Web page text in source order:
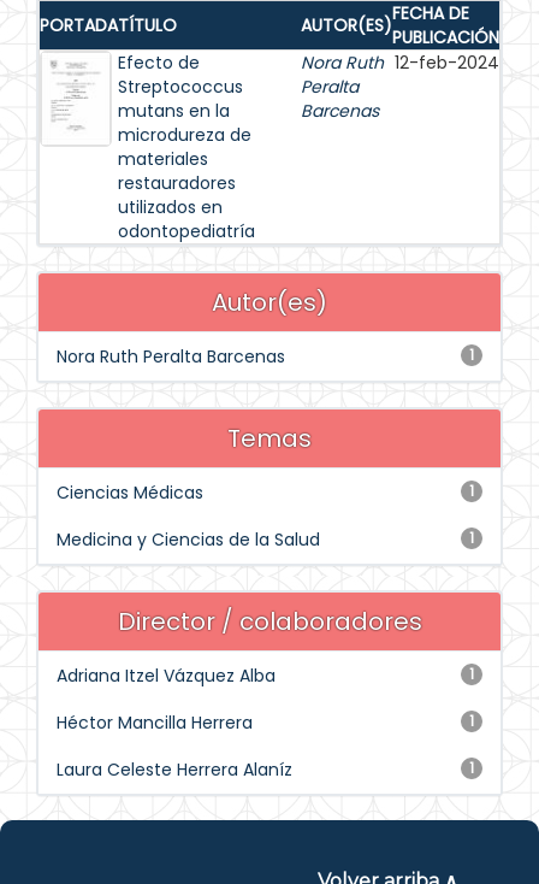
PORTADATÍTULO AUTOR(ES)FECHA DE
PUBLICACIÓN
Efecto de
Streptococcus
mutans en la
microdureza de
materiales
restauradores
utilizados en
odontopediatría
Nora Ruth
Peralta
Barcenas
12-feb-2024
Autor(es)
1
Nora Ruth Peralta Barcenas
Temas
1
Ciencias Médicas
1
Medicina y Ciencias de la Salud
Director / colaboradores
1
Adriana Itzel Vázquez Alba
1
Héctor Mancilla Herrera
1
Laura Celeste Herrera Alaníz